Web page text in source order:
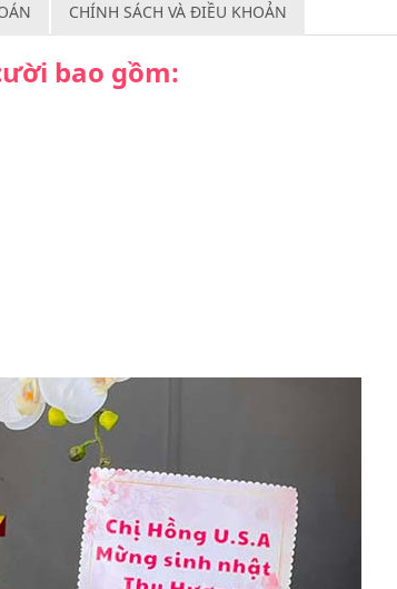
CHÍNH SÁCH VÀ ĐIỀU KHOẢN
bao gồm: